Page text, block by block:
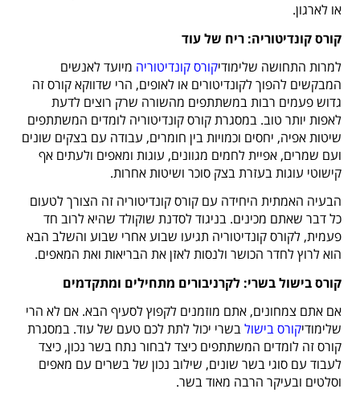
או לארגון.
קורס קונדיטוריה: ריח של עוד
למרות התחושה שלימודיקורס קונדיטוריה מיועד לאנשים
המבקשים להפוך לקונדיטורים או לאופים, הרי שדווקא קורס זה
גדוש פעמים רבות במשתתפים מהשורה שרק רוצים לדעת
לאפות יותר טוב. במסגרת קורס קונדיטוריה לומדים המשתתפים
שיטות אפיה, יחסים וכמויות בין חומרים, עבודה עם בצקים שונים
ועם שמרים, אפיית לחמים מגוונים, עוגות ומאפים ולעתים אף
קישוטי עוגות בעזרת בצק סוכר ושיטות אחרות.
הבעיה האמתית היחידה עם קורס קונדיטוריה זה הצורך לטעום
כל דבר שאתם מכינים. בניגוד לסדנת שוקולד שהיא לרוב חד
פעמית, לקורס קונדיטוריה תגיעו שבוע אחרי שבוע והשלב הבא
הוא לרוץ לחדר הכושר ולנסות לאזן את הבריאות ואת המאפים.
קורס בישול בשרי: לקרניבורים מתחילים ומתקדמים
אם אתם צמחונים, אתם מוזמנים לקפוץ לסעיף הבא. אם לא הרי
שלימודיקורס בישולבשרי יכול לתת לכם טעם של עוד. במסגרת
קורס זה לומדים המשתתפים כיצד לבחור נתח בשר נכון, כיצד
לעבוד עם סוגי בשר שונים, שילוב נכון של בשרים עם מאפים
וסלטים ובעיקר הרבה מאוד בשר.